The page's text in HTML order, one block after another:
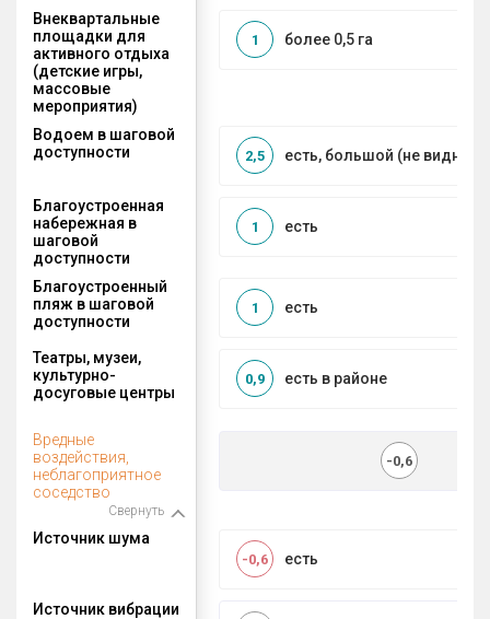
Внеквартальные
площадки для
активного отдыха
(детские игры,
массовые
мероприятия)
более 0,5 га
1
Водоем в шаговой
доступности
есть, большой (не видно
2,5
Благоустроенная
набережная в
шаговой
доступности
есть
1
Благоустроенный
пляж в шаговой
доступности
есть
1
Театры, музеи,
культурно-
досуговые центры
есть в районе
0,9
Вредные
воздействия,
неблагоприятное
соседство
Свернуть
-0,6
Источник шума
есть
-0,6
Источник вибрации